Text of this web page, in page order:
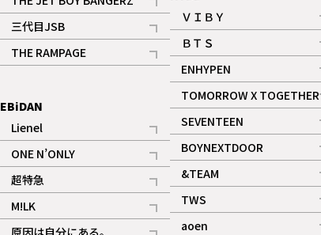
記事
三代目JSB
記事
THE RAMPAGE
記事
EBiDAN
Lienel
記事
ONE N’ONLY
記事
超特急
記事
ギャラリー
M!LK
記事
ＶＩＢＹ
記事
ＢＴＳ
記事
ENHYPEN
記事
TOMORROW X TOGETHER
記事
ギャラリー
SEVENTEEN
記事
BOYNEXTDOOR
記事
&TEAM
記事
ギャラリー
TWS
記事
aoen